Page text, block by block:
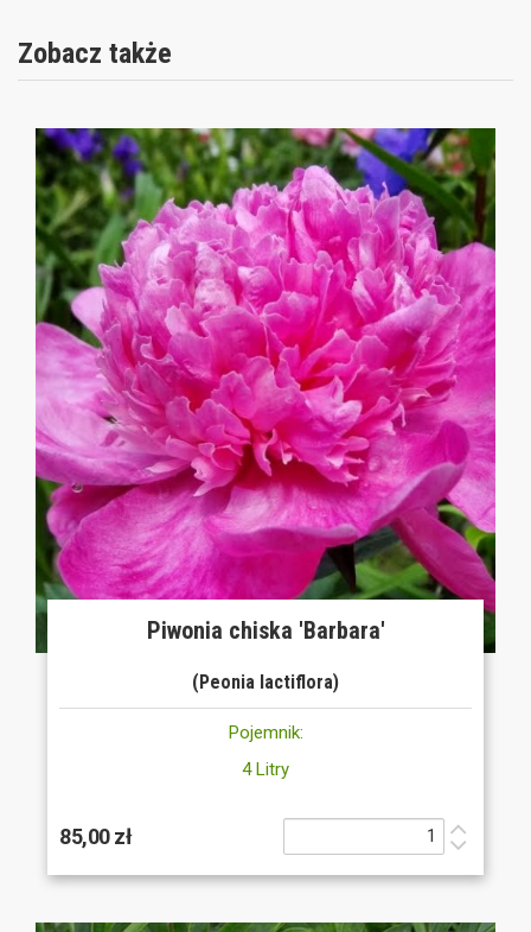
Zobacz także
Piwonia chiska 'Barbara'
(Peonia lactiflora)
Pojemnik:
4 Litry
85,00 zł